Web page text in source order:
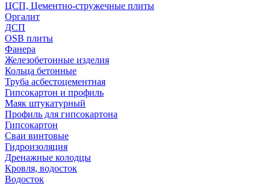
ЦСП, Цементно-стружечные плиты
Оргалит
ДСП
OSB плиты
Фанера
Железобетонные изделия
Кольца бетонные
Труба асбестоцементная
Гипсокартон и профиль
Маяк штукатурный
Профиль для гипсокартона
Гипсокартон
Сваи винтовые
Гидроизоляция
Дренажные колодцы
Кровля, водосток
Водосток